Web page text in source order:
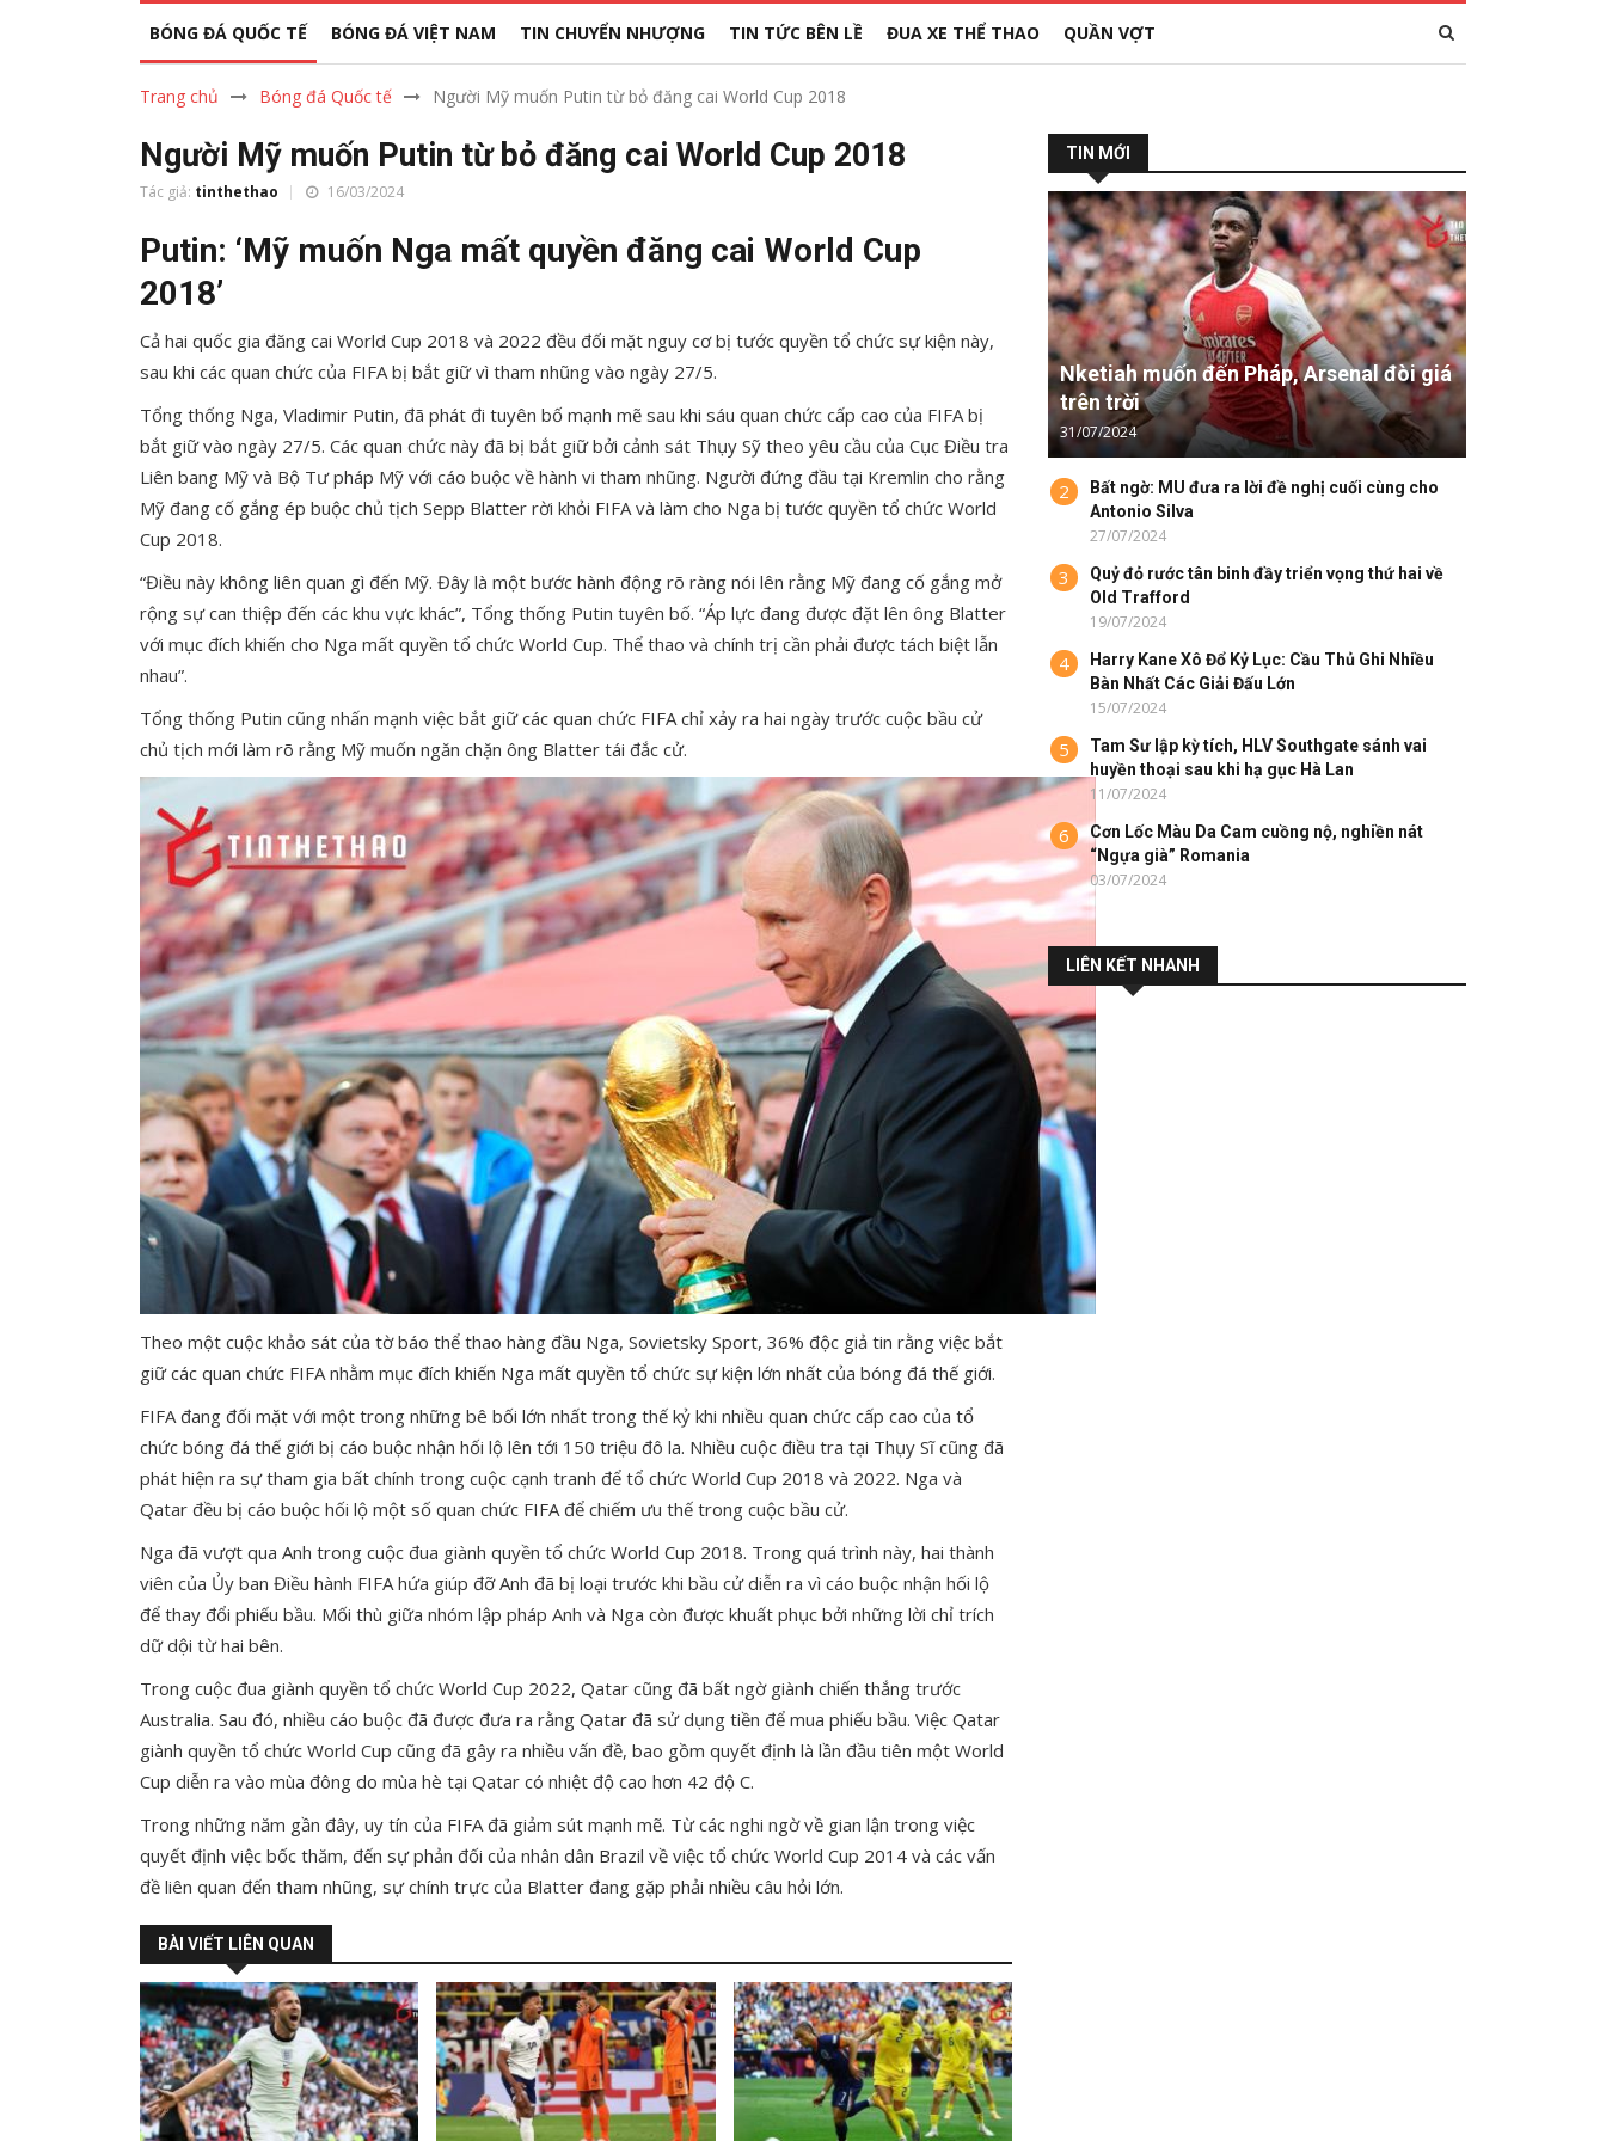
BÓNG ĐÁ QUỐC TẾ BÓNG ĐÁ VIỆT NAM TIN CHUYỂN NHƯỢNG TIN TỨC BÊN LỀ ĐUA XE THỂ THAO QUẦN VỢT
Trang chủ Bóng đá Quốc tế Người Mỹ muốn Putin từ bỏ đăng cai World Cup 2018
Người Mỹ muốn Putin từ bỏ đăng cai World Cup 2018
Tác giả: tinthethao 16/03/2024
Putin: ‘Mỹ muốn Nga mất quyền đăng cai World Cup
2018’
Cả hai quốc gia đăng cai World Cup 2018 và 2022 đều đối mặt nguy cơ bị tước quyền tổ chức sự kiện này,
sau khi các quan chức của FIFA bị bắt giữ vì tham nhũng vào ngày 27/5.
Tổng thống Nga, Vladimir Putin, đã phát đi tuyên bố mạnh mẽ sau khi sáu quan chức cấp cao của FIFA bị
bắt giữ vào ngày 27/5. Các quan chức này đã bị bắt giữ bởi cảnh sát Thụy Sỹ theo yêu cầu của Cục Điều tra
Liên bang Mỹ và Bộ Tư pháp Mỹ với cáo buộc về hành vi tham nhũng. Người đứng đầu tại Kremlin cho rằng
Mỹ đang cố gắng ép buộc chủ tịch Sepp Blatter rời khỏi FIFA và làm cho Nga bị tước quyền tổ chức World
Cup 2018.
“Điều này không liên quan gì đến Mỹ. Đây là một bước hành động rõ ràng nói lên rằng Mỹ đang cố gắng mở
rộng sự can thiệp đến các khu vực khác”, Tổng thống Putin tuyên bố. “Áp lực đang được đặt lên ông Blatter
với mục đích khiến cho Nga mất quyền tổ chức World Cup. Thể thao và chính trị cần phải được tách biệt lẫn
nhau”.
Tổng thống Putin cũng nhấn mạnh việc bắt giữ các quan chức FIFA chỉ xảy ra hai ngày trước cuộc bầu cử
chủ tịch mới làm rõ rằng Mỹ muốn ngăn chặn ông Blatter tái đắc cử.
Theo một cuộc khảo sát của tờ báo thể thao hàng đầu Nga, Sovietsky Sport, 36% độc giả tin rằng việc bắt
giữ các quan chức FIFA nhằm mục đích khiến Nga mất quyền tổ chức sự kiện lớn nhất của bóng đá thế giới.
FIFA đang đối mặt với một trong những bê bối lớn nhất trong thế kỷ khi nhiều quan chức cấp cao của tổ
chức bóng đá thế giới bị cáo buộc nhận hối lộ lên tới 150 triệu đô la. Nhiều cuộc điều tra tại Thụy Sĩ cũng đã
phát hiện ra sự tham gia bất chính trong cuộc cạnh tranh để tổ chức World Cup 2018 và 2022. Nga và
Qatar đều bị cáo buộc hối lộ một số quan chức FIFA để chiếm ưu thế trong cuộc bầu cử.
Nga đã vượt qua Anh trong cuộc đua giành quyền tổ chức World Cup 2018. Trong quá trình này, hai thành
viên của Ủy ban Điều hành FIFA hứa giúp đỡ Anh đã bị loại trước khi bầu cử diễn ra vì cáo buộc nhận hối lộ
để thay đổi phiếu bầu. Mối thù giữa nhóm lập pháp Anh và Nga còn được khuất phục bởi những lời chỉ trích
dữ dội từ hai bên.
Trong cuộc đua giành quyền tổ chức World Cup 2022, Qatar cũng đã bất ngờ giành chiến thắng trước
Australia. Sau đó, nhiều cáo buộc đã được đưa ra rằng Qatar đã sử dụng tiền để mua phiếu bầu. Việc Qatar
giành quyền tổ chức World Cup cũng đã gây ra nhiều vấn đề, bao gồm quyết định là lần đầu tiên một World
Cup diễn ra vào mùa đông do mùa hè tại Qatar có nhiệt độ cao hơn 42 độ C.
Trong những năm gần đây, uy tín của FIFA đã giảm sút mạnh mẽ. Từ các nghi ngờ về gian lận trong việc
quyết định việc bốc thăm, đến sự phản đối của nhân dân Brazil về việc tổ chức World Cup 2014 và các vấn
đề liên quan đến tham nhũng, sự chính trực của Blatter đang gặp phải nhiều câu hỏi lớn.
BÀI VIẾT LIÊN QUAN
TIN MỚI
Nketiah muốn đến Pháp, Arsenal đòi giá
trên trời
31/07/2024
2
Bất ngờ: MU đưa ra lời đề nghị cuối cùng cho
Antonio Silva
27/07/2024
3
Quỷ đỏ rước tân binh đầy triển vọng thứ hai về
Old Trafford
19/07/2024
4
Harry Kane Xô Đổ Kỷ Lục: Cầu Thủ Ghi Nhiều
Bàn Nhất Các Giải Đấu Lớn
15/07/2024
5
Tam Sư lập kỳ tích, HLV Southgate sánh vai
huyền thoại sau khi hạ gục Hà Lan
11/07/2024
6
Cơn Lốc Màu Da Cam cuồng nộ, nghiền nát
“Ngựa già” Romania
03/07/2024
LIÊN KẾT NHANH